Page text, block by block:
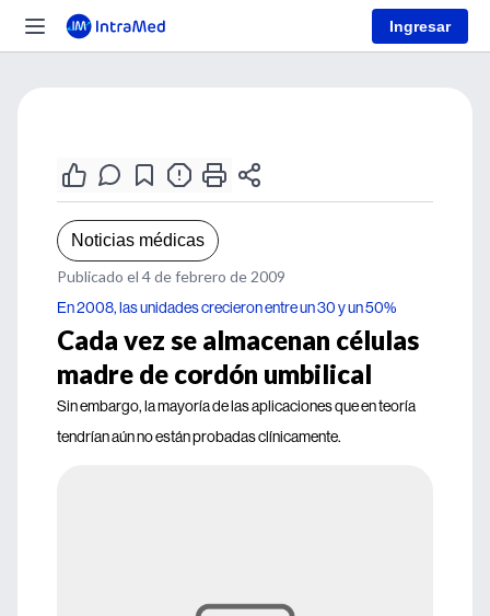
Ingresar
Noticias médicas
Publicado el 4 de febrero de 2009
En 2008, las unidades crecieron entre un 30 y un 50%
Cada vez se almacenan células
madre de cordón umbilical
Sin embargo, la mayoría de las aplicaciones que en teoría
tendrían aún no están probadas clínicamente.